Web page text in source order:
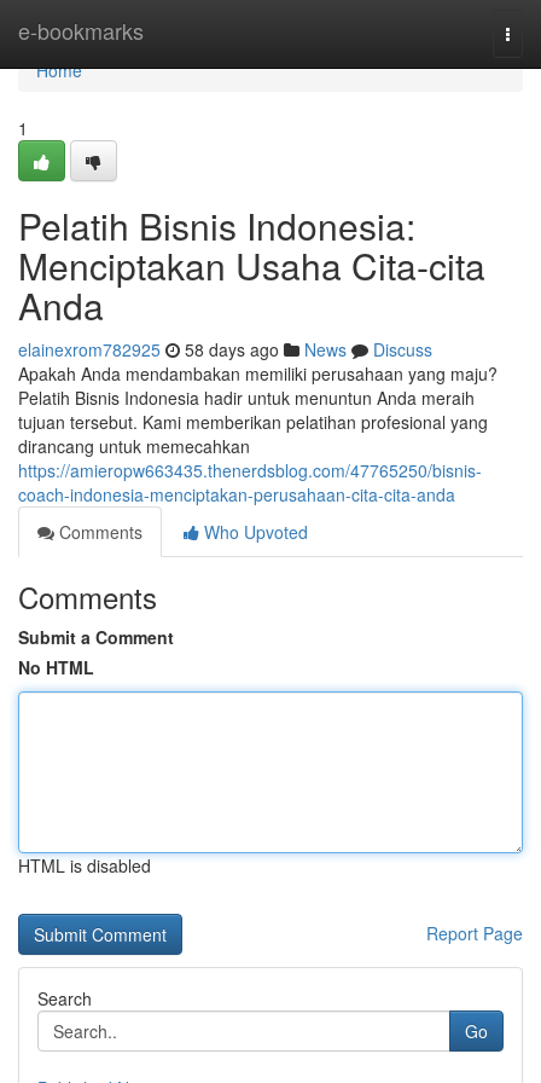
e-bookmarks
Home
Home
1
Pelatih Bisnis Indonesia:
Menciptakan Usaha Cita-cita
Anda
elainexrom782925 58 days ago News
Discuss
Apakah Anda mendambakan memiliki perusahaan yang maju?
Pelatih Bisnis Indonesia hadir untuk menuntun Anda meraih
tujuan tersebut. Kami memberikan pelatihan profesional yang
dirancang untuk memecahkan
https://amieropw663435.thenerdsblog.com/47765250/bisnis-
coach-indonesia-menciptakan-perusahaan-cita-cita-anda
Comments
Who Upvoted
Comments
Submit a Comment
No HTML
HTML is disabled
Report Page
Search
Go